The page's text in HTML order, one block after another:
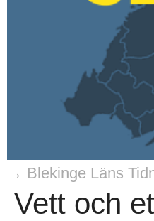
→ Blekinge Läns
Vett och